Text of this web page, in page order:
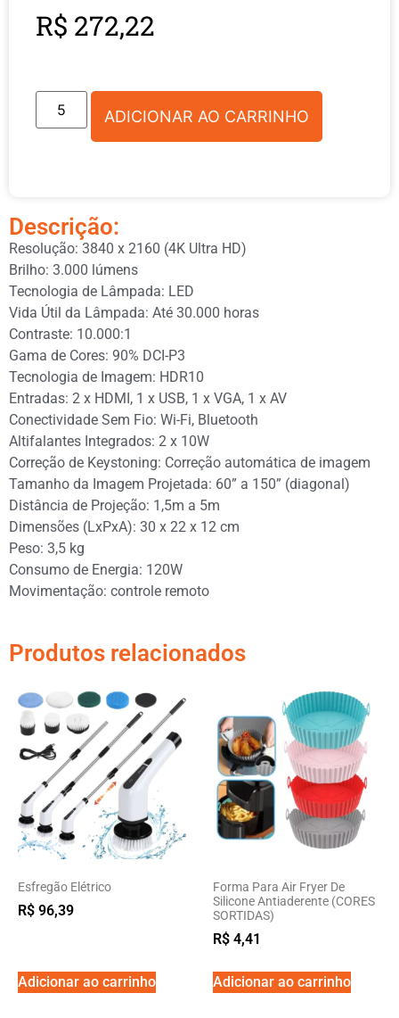
R$ 272,22
ADICIONAR AO CARRINHO
Descrição:
Resolução: 3840 x 2160 (4K Ultra HD)
Brilho: 3.000 lúmens
Tecnologia de Lâmpada: LED
Vida Útil da Lâmpada: Até 30.000 horas
Contraste: 10.000:1
Gama de Cores: 90% DCI-P3
Tecnologia de Imagem: HDR10
Entradas: 2 x HDMI, 1 x USB, 1 x VGA, 1 x AV
Conectividade Sem Fio: Wi-Fi, Bluetooth
Altifalantes Integrados: 2 x 10W
Correção de Keystoning: Correção automática de imagem
Tamanho da Imagem Projetada: 60” a 150” (diagonal)
Distância de Projeção: 1,5m a 5m
Dimensões (LxPxA): 30 x 22 x 12 cm
Peso: 3,5 kg
Consumo de Energia: 120W
Movimentação: controle remoto
Produtos relacionados
Esfregão Elétrico
R$ 96,39
Adicionar ao carrinho
Forma Para Air Fryer De
Silicone Antiaderente (CORES
SORTIDAS)
R$ 4,41
Adicionar ao carrinho